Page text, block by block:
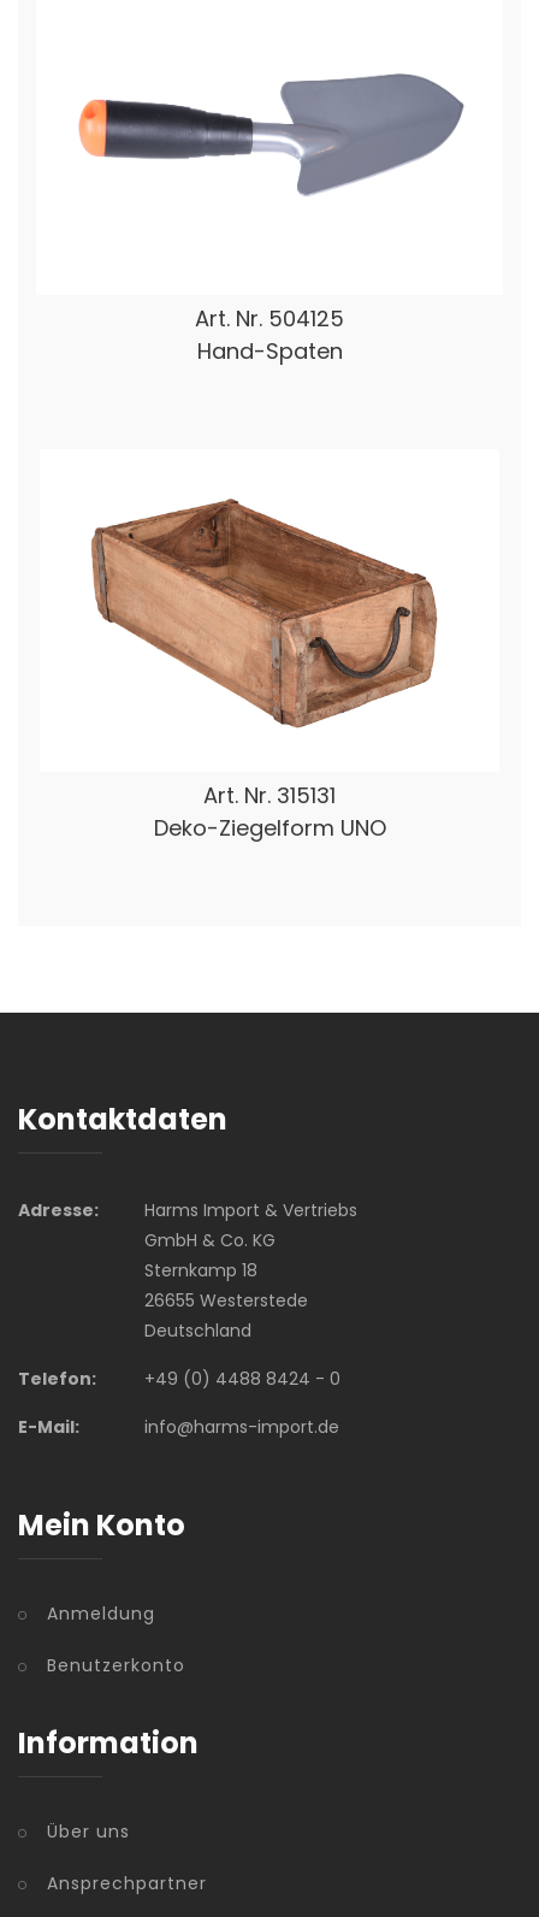
Art. Nr. 504125
Hand-Spaten
Art. Nr. 315131
Deko-Ziegelform UNO
Kontaktdaten
Adresse:
Harms Import & Vertriebs
GmbH & Co. KG
Sternkamp 18
26655 Westerstede
Deutschland
Telefon:
+49 (0) 4488 8424 - 0
E-Mail:
info@harms-import.de
Mein Konto
Anmeldung
Benutzerkonto
Information
Über uns
Ansprechpartner